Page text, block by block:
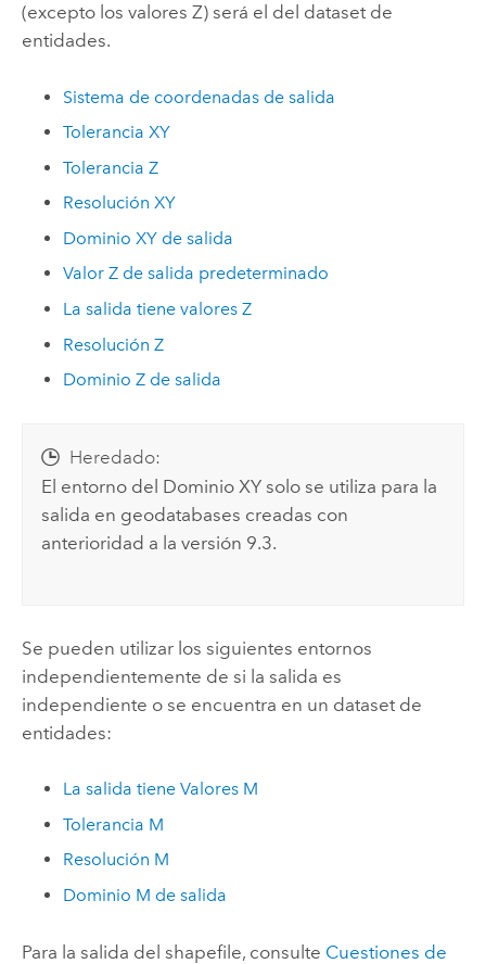
(excepto los valores Z) será el del dataset de
entidades.
Sistema de coordenadas de salida
Tolerancia XY
Tolerancia Z
Resolución XY
Dominio XY de salida
Valor Z de salida predeterminado
La salida tiene valores Z
Resolución Z
Dominio Z de salida
Heredado:
El entorno del Dominio XY solo se utiliza para la
salida en geodatabases creadas con
anterioridad a la versión 9.3.
Se pueden utilizar los siguientes entornos
independientemente de si la salida es
independiente o se encuentra en un dataset de
entidades:
La salida tiene Valores M
Tolerancia M
Resolución M
Dominio M de salida
Para la salida del shapefile, consulte Cuestiones de